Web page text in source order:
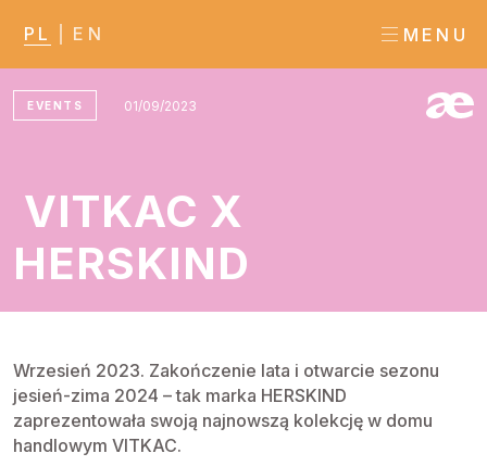
PL EN MENU
EVENTS 01/09/2023
VITKAC X
HERSKIND
Wrzesień 2023. Zakończenie lata i otwarcie sezonu
jesień-zima 2024 – tak marka HERSKIND
zaprezentowała swoją najnowszą kolekcję w domu
handlowym VITKAC.